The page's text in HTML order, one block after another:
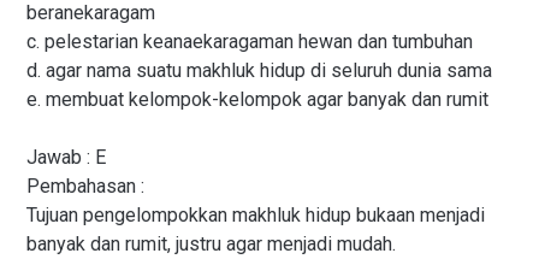
beranekaragam
c. pelestarian keanaekaragaman hewan dan tumbuhan
d. agar nama suatu makhluk hidup di seluruh dunia sama
e. membuat kelompok-kelompok agar banyak dan rumit
Jawab : E
Pembahasan :
Tujuan pengelompokkan makhluk hidup bukaan menjadi
banyak dan rumit, justru agar menjadi mudah.